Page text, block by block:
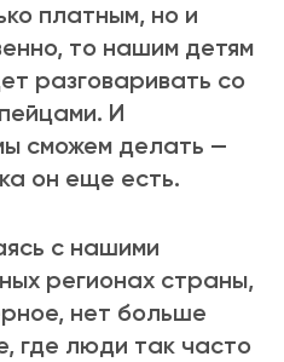
платным, но и
то нашим детям
разговаривать со
И
сможем делать —
он еще есть.
с нашими
регионах страны,
нет больше
где люди так часто